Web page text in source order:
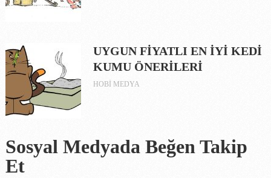
UYGUN FİYATLI EN İYİ KEDİ
KUMU ÖNERİLERİ
HOBI MEDYA
Sosyal Medyada Beğen Takip
Et